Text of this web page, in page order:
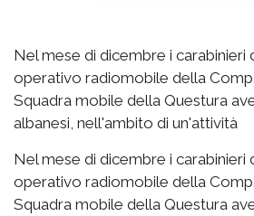
Nel mese di dicembre i carabinieri
operativo radiomobile della
Squadra mobile della Questura
albanesi, nell'ambito di un'attività
Nel mese di dicembre i carabinieri
operativo radiomobile della
Squadra mobile della Questura